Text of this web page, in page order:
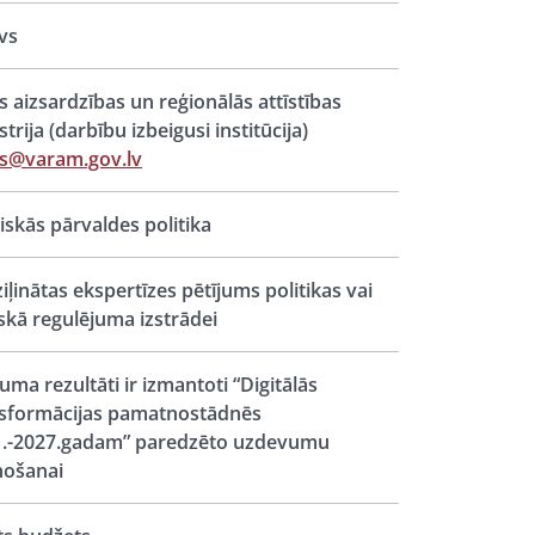
aizsardzības un reģionālās attīstības
(darbību izbeigusi institūcija)
pārvaldes politika
ekspertīzes pētījums politikas vai
regulējuma izstrādei
rezultāti ir izmantoti “Digitālās
pamatnostādnēs
2027.gadam” paredzēto uzdevumu